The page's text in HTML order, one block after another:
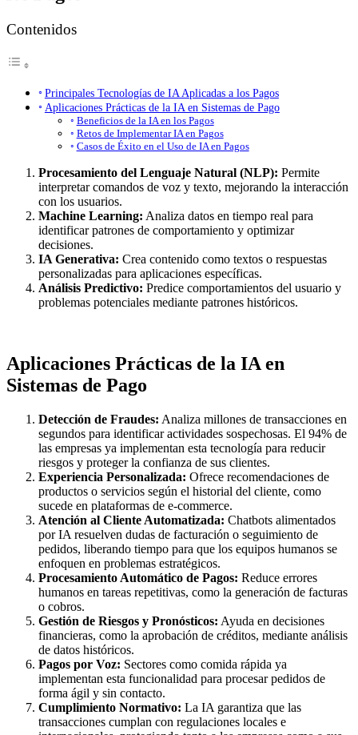
Contenidos
Principales Tecnologías de IA Aplicadas a los Pagos
Aplicaciones Prácticas de la IA en Sistemas de Pago
Beneficios de la IA en los Pagos
Retos de Implementar IA en Pagos
Casos de Éxito en el Uso de IA en Pagos
Procesamiento del Lenguaje Natural (NLP): Permite
interpretar comandos de voz y texto, mejorando la interacción
con los usuarios.
Machine Learning: Analiza datos en tiempo real para
identificar patrones de comportamiento y optimizar
decisiones.
IA Generativa: Crea contenido como textos o respuestas
personalizadas para aplicaciones específicas.
Análisis Predictivo: Predice comportamientos del usuario y
problemas potenciales mediante patrones históricos.
Aplicaciones Prácticas de la IA en
Sistemas de Pago
Detección de Fraudes: Analiza millones de transacciones en
segundos para identificar actividades sospechosas. El 94% de
las empresas ya implementan esta tecnología para reducir
riesgos y proteger la confianza de sus clientes.
Experiencia Personalizada: Ofrece recomendaciones de
productos o servicios según el historial del cliente, como
sucede en plataformas de e-commerce.
Atención al Cliente Automatizada: Chatbots alimentados
por IA resuelven dudas de facturación o seguimiento de
pedidos, liberando tiempo para que los equipos humanos se
enfoquen en problemas estratégicos.
Procesamiento Automático de Pagos: Reduce errores
humanos en tareas repetitivas, como la generación de facturas
o cobros.
Gestión de Riesgos y Pronósticos: Ayuda en decisiones
financieras, como la aprobación de créditos, mediante análisis
de datos históricos.
Pagos por Voz: Sectores como comida rápida ya
implementan esta funcionalidad para procesar pedidos de
forma ágil y sin contacto.
Cumplimiento Normativo: La IA garantiza que las
transacciones cumplan con regulaciones locales e